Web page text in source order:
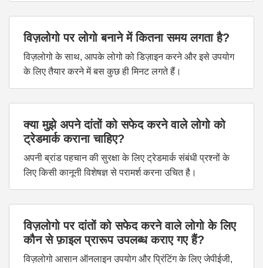
विज़लोगो पर लोगो बनाने में कितना समय लगता है?
विज़लोगो के साथ, आपके लोगो को डिज़ाइन करने और इसे उपयोग
के लिए तैयार करने में बस कुछ ही मिनट लगते हैं।
क्या मुझे अपने दांतों को सफेद करने वाले लोगो को
ट्रेडमार्क कराना चाहिए?
अपनी ब्रांड पहचान की सुरक्षा के लिए ट्रेडमार्क संबंधी प्रश्नों के
लिए किसी कानूनी विशेषज्ञ से परामर्श करना उचित है।
विज़लोगो पर दांतों को सफेद करने वाले लोगो के लिए
कौन से फ़ाइल प्रारूप उपलब्ध कराए गए हैं?
विज़लोगो आसान ऑनलाइन उपयोग और प्रिंटिंग के लिए जेपीईजी,